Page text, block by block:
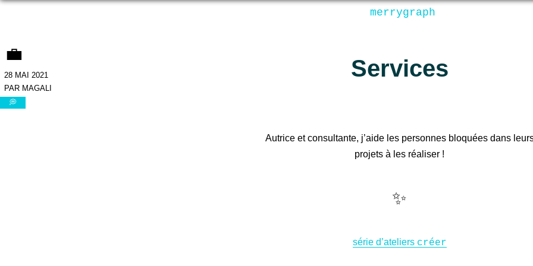
merrygraph
💼
28 MAI 2021
PAR MAGALI
💭
Services
Autrice et consultante, j’aide les personnes bloquées dans
projets à les réaliser !
✨
série d’ateliers créer